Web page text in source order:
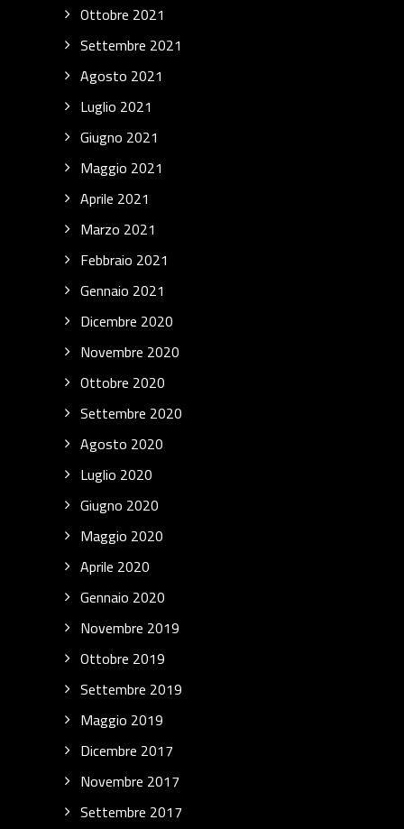
Ottobre 2021
Settembre 2021
Agosto 2021
Luglio 2021
Giugno 2021
Maggio 2021
Aprile 2021
Marzo 2021
Febbraio 2021
Gennaio 2021
Dicembre 2020
Novembre 2020
Ottobre 2020
Settembre 2020
Agosto 2020
Luglio 2020
Giugno 2020
Maggio 2020
Aprile 2020
Gennaio 2020
Novembre 2019
Ottobre 2019
Settembre 2019
Maggio 2019
Dicembre 2017
Novembre 2017
Settembre 2017